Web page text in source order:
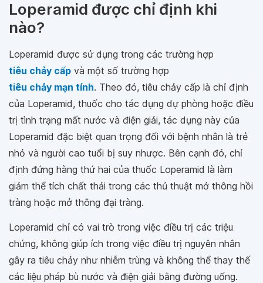
Loperamid được chỉ định khi
nào?
Loperamid được sử dụng trong các trường hợp
tiêu chảy cấp và một số trường hợp
tiêu chảy mạn tính. Theo đó, tiêu chảy cấp là chỉ định
của Loperamid, thuốc cho tác dụng dự phòng hoặc điều
trị tình trạng mất nước và điện giải, tác dụng này của
Loperamid đặc biệt quan trọng đối với bệnh nhân là trẻ
nhỏ và người cao tuổi bị suy nhược. Bên cạnh đó, chỉ
định đứng hàng thứ hai của thuốc Loperamid là làm
giảm thể tích chất thải trong các thủ thuật mở thông hồi
tràng hoặc mở thông đại tràng.
Loperamid chỉ có vai trò trong việc điều trị các triệu
chứng, không giúp ích trong việc điều trị nguyên nhân
gây ra tiêu chảy như nhiễm trùng và không thể thay thế
các liệu pháp bù nước và điện giải bằng đường uống.